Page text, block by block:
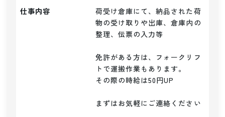
仕事内容
荷受け倉庫にて、納品された荷
物の受け取りや出庫、倉庫内の
整理、伝票の入力等
免許がある方は、フォークリフ
トで運搬作業もあります。
その際の時給は50円UP
まずはお気軽にご連絡ください